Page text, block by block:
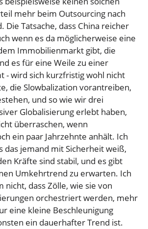
mehr beim Outsourcing nach
Die Tatsache, dass China reicher
wenn es da möglicherweise eine
Immobilienmarkt gibt, die
es für eine Weile zu einer
- wird sich kurzfristig wohl nicht
die Slowbalization vorantreiben,
und so wie wir drei
Globalisierung erlebt haben,
überraschen, wenn
ein paar Jahrzehnte anhält. Ich
das jemand mit Sicherheit weiß,
Kräfte sind stabil, und es gibt
Umkehrtrend zu erwarten. Ich
nicht, dass Zölle, wie sie von
orchestriert werden, mehr
eine kleine Beschleunigung
ein dauerhafter Trend ist.